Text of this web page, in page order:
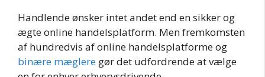
Handlende ønsker intet andet end en sikker og
ægte online handelsplatform. Men fremkomsten
af hundredvis af online handelsplatforme og
binære mæglere gør det udfordrende at vælge